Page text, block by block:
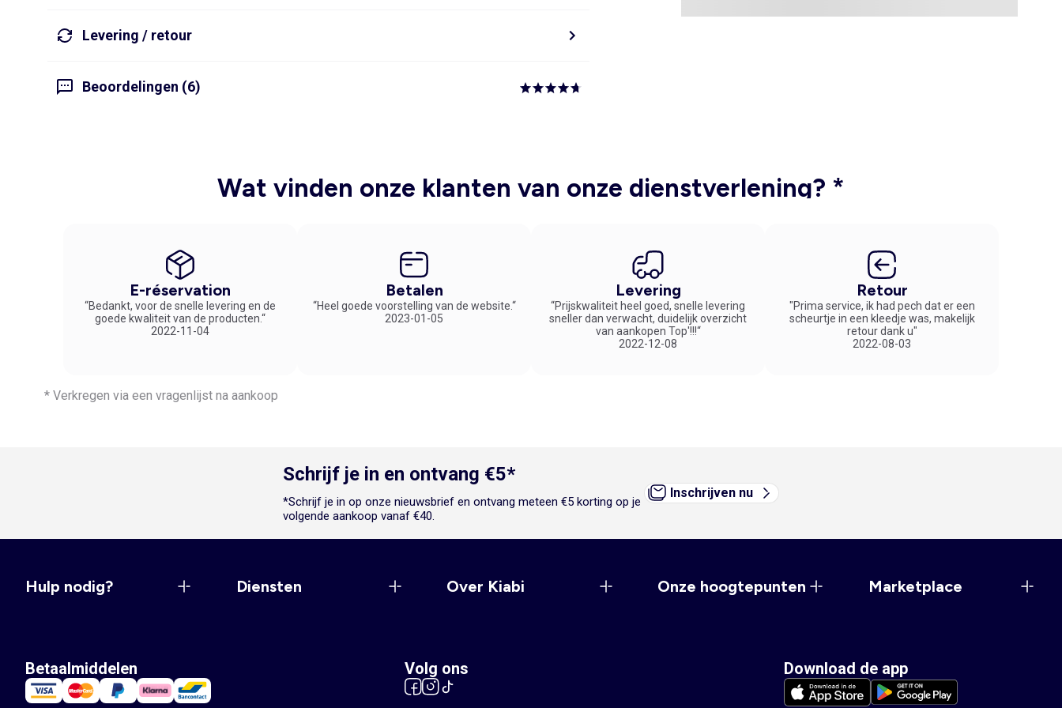
Levering / retour
Beoordelingen (6)
Wat vinden onze klanten van onze dienstverlening? *
E-réservation
“Bedankt, voor de snelle levering en de
goede kwaliteit van de producten.“
2022-11-04
Betalen
“Heel goede voorstelling van de website.“
2023-01-05
Levering
“Prijskwaliteit heel goed, snelle levering
sneller dan verwacht, duidelijk overzicht
van aankopen Top'!!!“
2022-12-08
Retour
"Prima service, ik had pech dat er een
scheurtje in een kleedje was, makelijk
retour dank u"
2022-08-03
* Verkregen via een vragenlijst na aankoop
Schrijf je in en ontvang €5*
*Schrijf je in op onze nieuwsbrief en ontvang meteen €5 korting op je
volgende aankoop vanaf €40.
Inschrijven nu
Hulp nodig? Diensten Over Kiabi Onze hoogtepunten Marketplace
Betaalmiddelen Volg ons Download de app